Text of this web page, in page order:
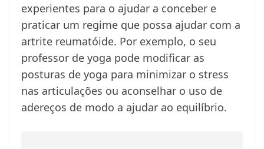
experientes para o ajudar a conceber e
praticar um regime que possa ajudar com a
artrite reumatóide. Por exemplo, o seu
professor de yoga pode modificar as
posturas de yoga para minimizar o stress
nas articulações ou aconselhar o uso de
adereços de modo a ajudar ao equilíbrio.